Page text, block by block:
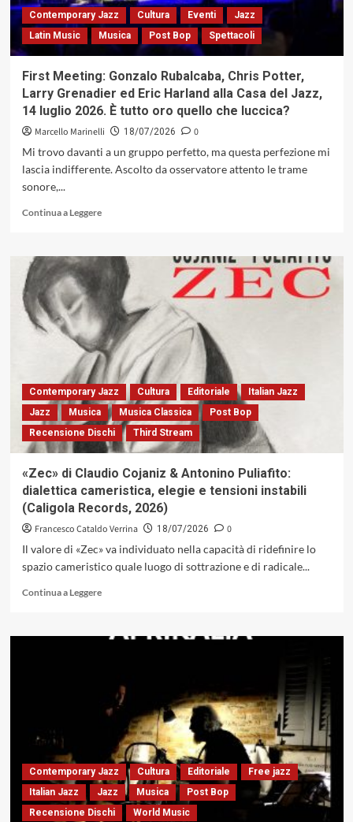
Circle:
tra
equilibrio
sintattico
differenze
e
rigore
compositivo
Circle
Music,
Contemporary Jazz Cultura Eventi
Jazz
Latin Music
Musica Post Bop Spettacoli
First Meeting: Gonzalo Rubalcaba, Chris Potter,
Larry Grenadier ed Eric Harland alla Casa del Jazz,
14 luglio 2026. È tutto oro quello che luccica?
Marcello Marinelli 18/07/2026
0
Mi trovo davanti a un gruppo perfetto, ma questa perfezione mi
lascia indifferente. Ascolto da osservatore attento le trame
sonore,...
Continua a LeggereLeggi
su
First
Meeting:
Gonzalo
Rubalcaba,
Chris
Potter,
Larry
Grenadier
ed
Eric
Harland
alla
Casa
Jazz,
14
luglio
2026.
tutto
oro
che
Contemporary Jazz Cultura Editoriale
Italian Jazz
Jazz
Musica Musica Classica
Post Bop
Recensione Dischi
Third Stream
«Zec» di Claudio Cojaniz & Antonino Puliafito:
dialettica cameristica, elegie e tensioni instabili
(Caligola Records, 2026)
Francesco Cataldo Verrina 18/07/2026
0
Il valore di «Zec» va individuato nella capacità di ridefinire lo
spazio cameristico quale luogo di sottrazione e di radicale...
Continua a LeggereLeggi
su
Cojaniz
&
Antonino
Puliafito:
dialettica
cameristica,
elegie
e
tensioni
Contemporary Jazz Cultura Editoriale
Free jazz
Italian Jazz
Jazz Musica
Post Bop
Recensione Dischi
World Music